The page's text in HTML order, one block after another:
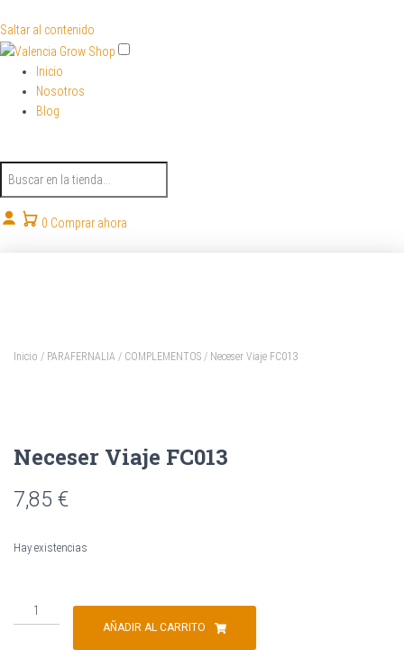
Saltar al contenido
Inicio
Nosotros
Blog
s
c
0 Comprar ahora
Inicio / PARAFERNALIA / COMPLEMENTOS / Neceser Viaje FC013
Neceser Viaje FC013
7,85 €
Hay existencias
AÑADIR AL CARRITO